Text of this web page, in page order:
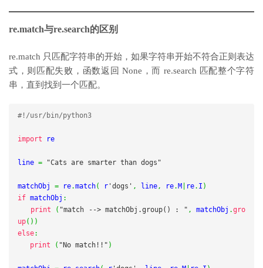
re.match与re.search的区别
re.match 只匹配字符串的开始，如果字符串开始不符合正则表达
式，则匹配失败，函数返回 None，而 re.search 匹配整个字符
串，直到找到一个匹配。
#!/usr/bin/python3
import re
line = "Cats are smarter than dogs"
matchObj = re.match( r 'dogs' , line, re. M re. I )
if matchObj :
print
( "match --> matchObj.group() : " , matchObj .gro
up())
else:
print
( "No match!!" )